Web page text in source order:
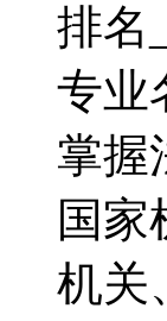
排
专
掌握
国家
机关